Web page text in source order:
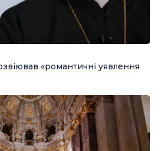
«романтичні уявлення